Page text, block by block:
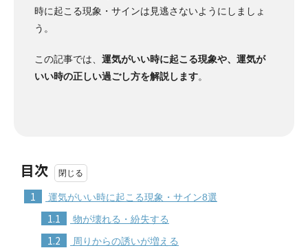
時に起こる現象・サインは見逃さないようにしましょ
う。
この記事では、 運気がいい時に起こる現象や、運気が
いい時の正しい過ごし方を解説します。
目次
1 運気がいい時に起こる現象・サイン8選
1.1 物が壊れる・紛失する
1.2 周りからの誘いが増える